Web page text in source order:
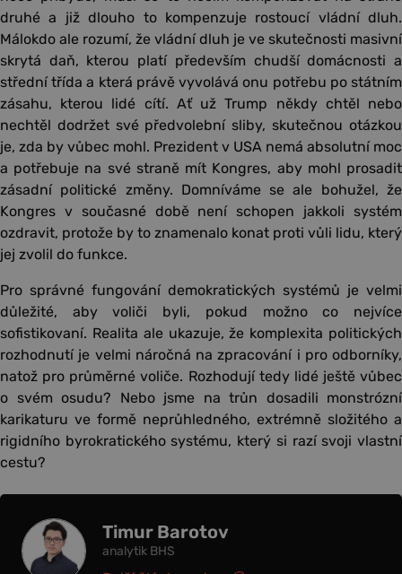
druhé a již dlouho to kompenzuje rostoucí vládní dluh.
Málokdo ale rozumí, že vládní dluh je ve skutečnosti masivní
skrytá daň, kterou platí především chudší domácnosti a
střední třída a která právě vyvolává onu potřebu po státním
zásahu, kterou lidé cítí. Ať už Trump někdy chtěl nebo
nechtěl dodržet své předvolební sliby, skutečnou otázkou
je, zda by vůbec mohl. Prezident v USA nemá absolutní moc
a potřebuje na své straně mít Kongres, aby mohl prosadit
zásadní politické změny. Domníváme se ale bohužel, že
Kongres v současné době není schopen jakkoli systém
ozdravit, protože by to znamenalo konat proti vůli lidu, který
jej zvolil do funkce.
Pro správné fungování demokratických systémů je velmi
důležité, aby voliči byli, pokud možno co nejvíce
sofistikovaní. Realita ale ukazuje, že komplexita politických
rozhodnutí je velmi náročná na zpracování i pro odborníky,
natož pro průměrné voliče. Rozhodují tedy lidé ještě vůbec
o svém osudu? Nebo jsme na trůn dosadili monstrózní
karikaturu ve formě neprůhledného, extrémně složitého a
rigidního byrokratického systému, který si razí svoji vlastní
cestu?
Timur Barotov
analytik BHS